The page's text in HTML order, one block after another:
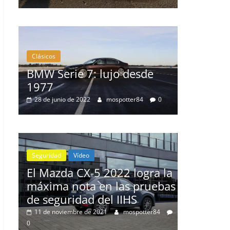
Clásicos
BMW Serie 7: lujo desde
1977
28 de junio de 2022 mospotter84 0
Seguridad Vídeo
El Mazda CX-5 2022 logra la
máxima nota en las pruebas
de seguridad del IIHS
11 de noviembre de 2021
mospotter84
0